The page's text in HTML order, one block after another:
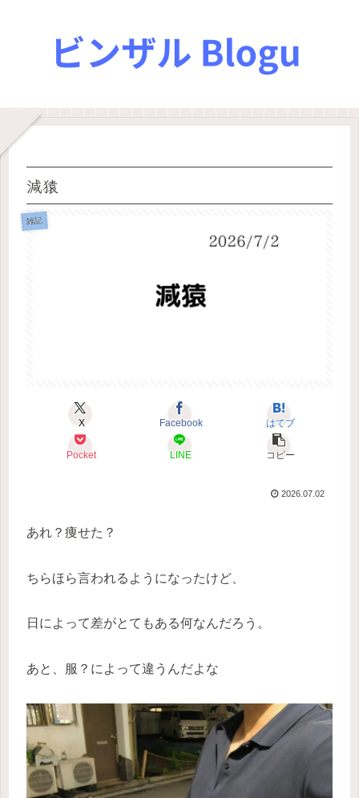
減猿
雑記
X Facebook はてブ
Pocket LINE コピー
2026.07.02
あれ？痩せた？
ちらほら言われるようになったけど、
日によって差がとてもある何なんだろう。
あと、服？によって違うんだよな